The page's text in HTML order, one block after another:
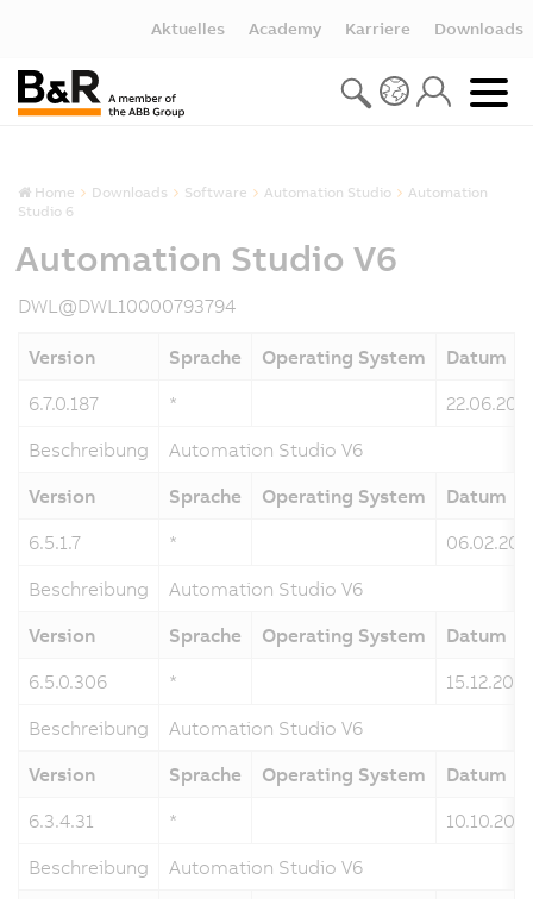
Aktuelles Academy Karriere Downloads
Home Downloads Software Automation Studio
Automation
Studio 6
Automation Studio V6
DWL@DWL10000793794
Version Sprache Operating System
Datum
6.7.0.187
*
Beschreibung
Automation Studio V6
Version
Sprache Operating System
Datum
6.5.1.7
*
Beschreibung
Automation Studio V6
Version
Sprache Operating System
Datum
6.5.0.306
*
15.12.2025
Beschreibung
Automation Studio V6
Version
Sprache Operating System
Datum
6.3.4.31
*
Beschreibung
Automation Studio V6